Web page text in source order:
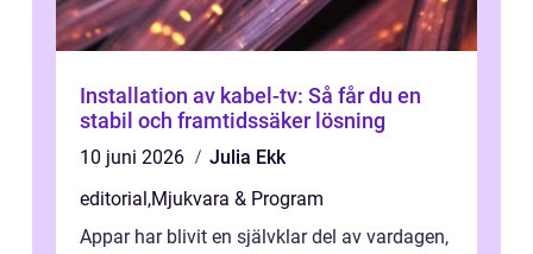
Installation av kabel-tv: Så får du en
stabil och framtidssäker lösning
10 juni 2026
Julia Ekk
editorial ,Mjukvara & Program
Appar har blivit en självklar del av vardagen,